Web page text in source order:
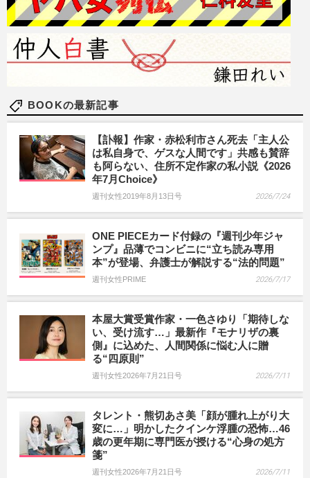
BOOKの最新記事
【訃報】作家・赤松利市さん死去「主人公
は私自身で、ゲスな人間です」共感も賛辞
も阿らない、住所不定作家の私小説《2026
年7月Choice》
週刊女性2019年8月13日号 2026/7/24
ONE PIECEカード付録の『週刊少年ジャ
ンプ』品薄でコンビニに“立ち読み専用
本”が登場、弁護士が解説する“法的問題”
週刊女性PRIME 2026/7/17
本屋大賞受賞作家・一色さゆり「期待しな
い、受け流す…」最新作『モナリザの裏
側』に込めた、人間関係に悩む人に贈
る“四原則”
週刊女性2026年7月21日号 2026/7/11
タレント・熊切あさ美「顔が腫れ上がり大
変に…」明かしたクインケ浮腫の恐怖…46
歳の更年期に専門医が授ける“心身の処方
箋”
週刊女性2026年7月21日号 2026/7/11